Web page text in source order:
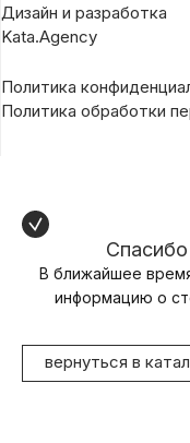
Дизайн и разработка
Kata.Agency
Политика
Политика обработки
В ближайшее
информацию о
вернуться в